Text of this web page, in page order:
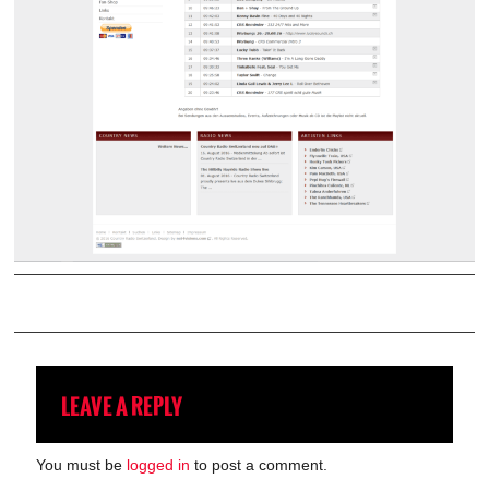
LEAVE A REPLY
You must be logged in to post a comment.